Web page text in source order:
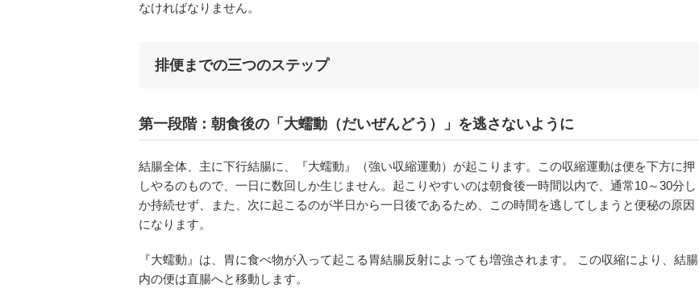
なければなりません。
排便までの三つのステップ
第一段階：朝食後の「大蠕動（だいぜんどう）」を逃さないように
結腸全体、主に下行結腸に、『大蠕動』（強い収縮運動）が起こります。この収縮運動は便を下方に押
しやるのもので、一日に数回しか生じません。起こりやすいのは朝食後一時間以内で、通常10～30分し
か持続せず、また、次に起こるのが半日から一日後であるため、この時間を逃してしまうと便秘の原因
になります。
『大蠕動』は、胃に食べ物が入って起こる胃結腸反射によっても増強されます。 この収縮により、結腸
内の便は直腸へと移動します。